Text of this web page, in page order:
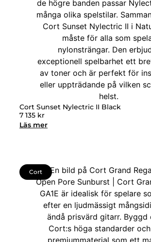
Cort Sunset Nylectric II Black
7 135 kr
Läs mer
Cort